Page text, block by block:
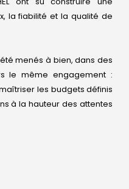
la fiabilité et la qualité de
menés à bien, dans des
le même engagement :
les budgets définis
à la hauteur des attentes